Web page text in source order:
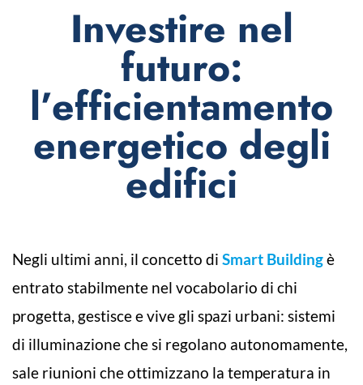
Investire nel
futuro:
l’efficientamento
energetico degli
edifici
Negli ultimi anni, il concetto di Smart Buildingè
entrato stabilmente nel vocabolario di chi
progetta, gestisce e vive gli spazi urbani: sistemi
di illuminazione che si regolano autonomamente,
sale riunioni che ottimizzano la temperatura in